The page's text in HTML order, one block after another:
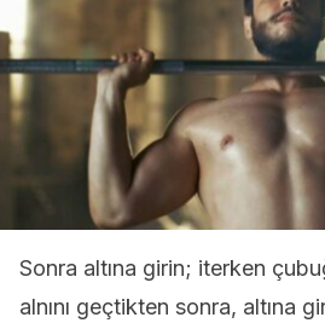
Sonra altına girin; iterken
alnını geçtikten sonra, altına